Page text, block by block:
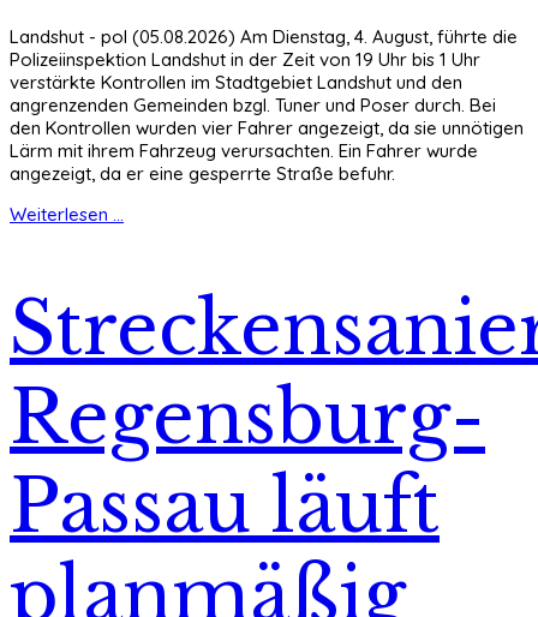
Landshut - pol (05.08.2026) Am Dienstag, 4. August, führte die
Polizeiinspektion Landshut in der Zeit von 19 Uhr bis 1 Uhr
verstärkte Kontrollen im Stadtgebiet Landshut und den
angrenzenden Gemeinden bzgl. Tuner und Poser durch. Bei
den Kontrollen wurden vier Fahrer angezeigt, da sie unnötigen
Lärm mit ihrem Fahrzeug verursachten. Ein Fahrer wurde
angezeigt, da er eine gesperrte Straße befuhr.
Weiterlesen ...
Regensburg-
Passau läuft
planmäßig